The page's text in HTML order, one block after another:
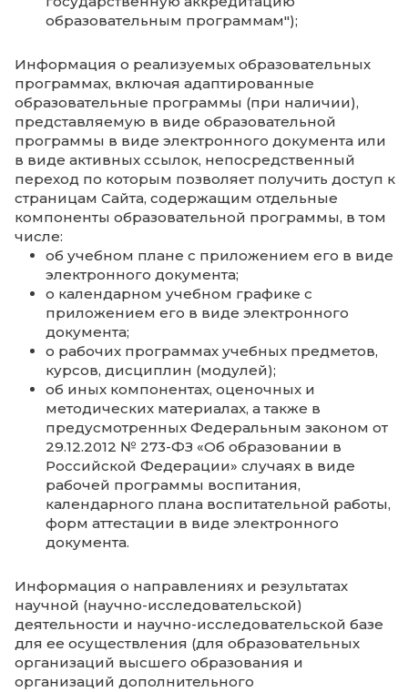
и научно-педагогических кадров в
аспирантуре (адъюнктуре),
федеральным государственным
образовательным стандартом
обучающихся с нарушением
основных программ
обучения (выписка из
информационной системы "Реестр
организаций, осуществляющих
образовательную деятельность по
государственную аккредитацию
образовательным программам");
Информация о реализуемых
программах, включая адаптированные
образовательные программы (при
представляемую в виде образовательной
программы в виде электронного
в виде активных ссылок,
переход по которым позволяет получить
страницам Сайта, содержащим отдельные
компоненты образовательной
числе:
электронного документа;
о календарном учебном графике с
приложением его в виде
документа;
о рабочих программах учебных